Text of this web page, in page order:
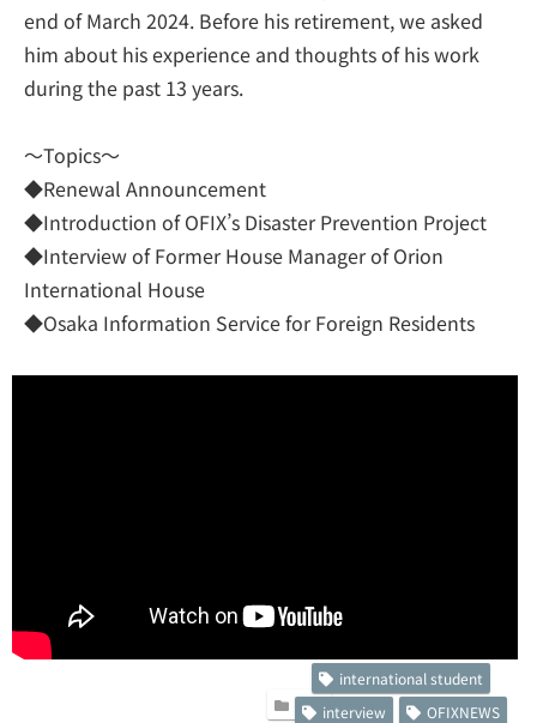
end of March 2024. Before his retirement, we asked
him about his experience and thoughts of his work
during the past 13 years.
～Topics～
◆Renewal Announcement
◆Introduction of OFIX’s Disaster Prevention Project
◆Interview of Former House Manager of Orion
International House
◆Osaka Information Service for Foreign Residents
新着
international student
interview
OFIXNEWS